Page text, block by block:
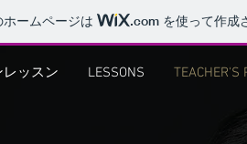
ホームページは .com を使って作成
ッスン LESSONS TEACHER'S